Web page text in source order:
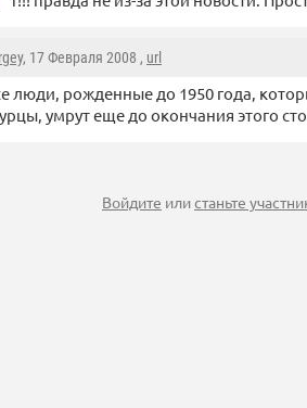
, 17 Февраля 2008 , url
люди, рожденные до 1950 года,
умрут еще до окончания этого
Войдите илистаньте